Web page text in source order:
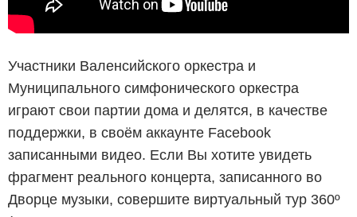
Участники Валенсийского оркестра и
Муниципального симфонического оркестра
играют свои партии дома и делятся, в качестве
поддержки, в своём аккаунте Facebook
записанными видео. Если Вы хотите увидеть
фрагмент реального концерта, записанного во
Дворце музыки, совершите виртуальный тур 360º